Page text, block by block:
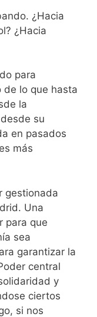
¿Hacia
¿Hacia
para
de lo que hasta
la
su
en pasados
más
gestionada
Una
para que
sea
garantizar la
central
y
ciertos
si nos